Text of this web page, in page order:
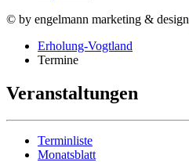
© by engelmann marketing & design
Erholung-Vogtland
Termine
Veranstaltungen
Terminliste
Monatsblatt